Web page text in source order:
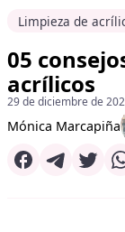
Limpieza de
05
acrílicos
29 de diciembre de
Mónica Marcapiña